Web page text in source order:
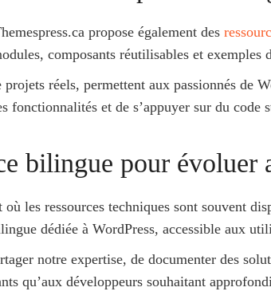
propose également des
composants réutilisables et exemples
réels, permettent aux passionnés de
fonctionnalités et de s’appuyer sur du code
bilingue pour évoluer
les ressources techniques sont souvent
dédiée à WordPress, accessible aux
notre expertise, de documenter des
qu’aux développeurs souhaitant